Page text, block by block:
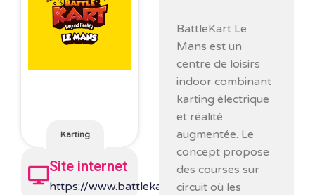
Karting
Site internet
https://www.battlekart.com/en/
BattleKart Le
Mans est un
centre de loisirs
indoor combinant
karting électrique
et réalité
augmentée. Le
concept propose
des courses sur
circuit où les